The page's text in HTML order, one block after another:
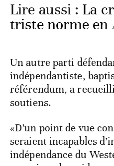
Lire aussi : La
triste norme en
Un autre parti
indépendantiste,
référendum, a
soutiens.
«D’un point de vue
seraient incapables
indépendance du